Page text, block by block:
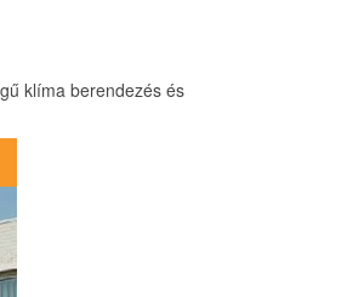
klíma berendezés és